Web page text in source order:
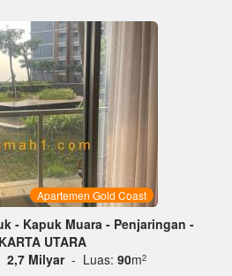
Apartemen Gold Coast
- Kapuk Muara - Penjaringan -
UTARA
2,7 Milyar - Luas: 90m2